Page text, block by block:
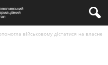
військовому дістатися на власне